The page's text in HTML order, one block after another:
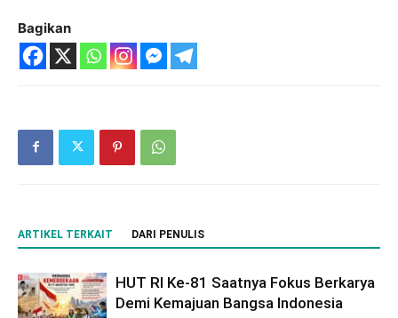
Bagikan
ARTIKEL TERKAIT DARI PENULIS
HUT RI Ke-81 Saatnya Fokus Berkarya
Demi Kemajuan Bangsa Indonesia